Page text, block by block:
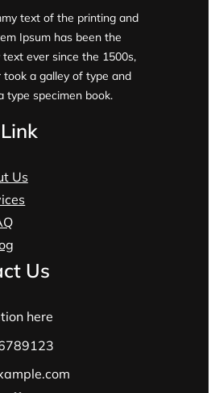
text of the printing and
Ipsum has been the
ever since the 1500s,
a galley of type and
type specimen book.
Us
Us
here